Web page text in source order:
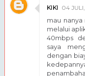
KIKI 04
mau
melalui
40mbps
saya
dengan